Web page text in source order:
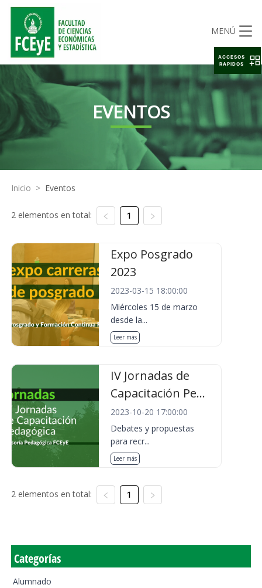
MENÚ
EVENTOS
Inicio > Eventos
2 elementos en total: 1
Expo Posgrado
2023
2023-03-15 18:00:00
Miércoles 15 de marzo
desde la...
Leer más
IV Jornadas de
Capacitación Pe...
2023-10-20 17:00:00
Debates y propuestas
para recr...
Leer más
2 elementos en total: 1
Categorías
Alumnado
ACCESOS
RAPIDOS